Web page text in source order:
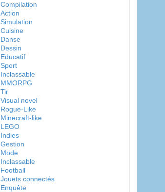
Compilation
Action
Simulation
Cuisine
Danse
Dessin
Educatif
Sport
Inclassable
MMORPG
Tir
Visual novel
Rogue-Like
Minecraft-like
LEGO
Indies
Gestion
Mode
Inclassable
Football
Jouets connectés
Enquête